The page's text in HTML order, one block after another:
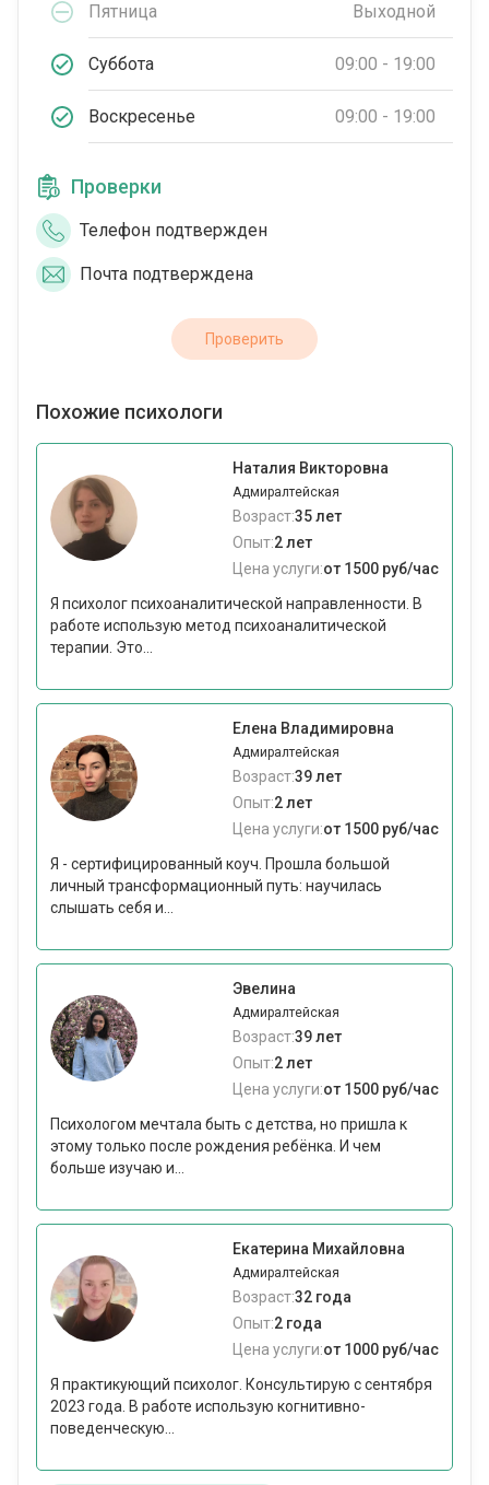
Пятница Выходной
Суббота 09:00 - 19:00
Воскресенье 09:00 - 19:00
Проверки
Телефон подтвержден
Почта подтверждена
Проверить
Похожие психологи
Наталия Викторовна
Адмиралтейская
Возраст:35 лет
Опыт:2 лет
Цена услуги:от 1500 руб/час
Я психолог психоаналитической направленности. В
работе использую метод психоаналитической
терапии. Это...
Елена Владимировна
Адмиралтейская
Возраст:39 лет
Опыт:2 лет
Цена услуги:от 1500 руб/час
Я - сертифицированный коуч. Прошла большой
личный трансформационный путь: научилась
слышать себя и...
Эвелина
Адмиралтейская
Возраст:39 лет
Опыт:2 лет
Цена услуги:от 1500 руб/час
Психологом мечтала быть с детства, но пришла к
этому только после рождения ребёнка. И чем
больше изучаю и...
Екатерина Михайловна
Адмиралтейская
Возраст:32 года
Опыт:2 года
Цена услуги:от 1000 руб/час
Я практикующий психолог. Консультирую с сентября
2023 года. В работе использую когнитивно-
поведенческую...